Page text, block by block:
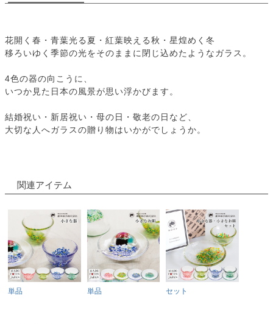
花開く春・青葉光る夏・紅葉映える秋・星煌めく冬
移ろいゆく季節の光をそのままに閉じ込めたようなガラス。
4色の器の向こうに、
いつか見た日本の風景が思い浮かびます。
結婚祝い・新居祝い・母の日・敬老の日など、
大切な人へガラスの贈り物はいかがでしょうか。
関連アイテム
単品 単品 セット